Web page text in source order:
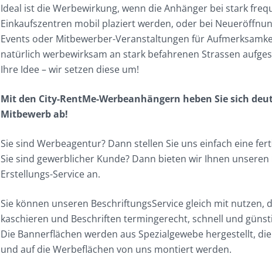
Ideal ist die Werbewirkung, wenn die Anhänger bei stark
Einkaufszentren mobil plaziert werden, oder bei
Events oder Mitbewerber-Veranstaltungen für
natürlich werbewirksam an stark befahrenen Strassen
Ihre Idee – wir setzen diese um!
Mit den City-RentMe-Werbeanhängern heben Sie sich
Mitbewerb ab!
Sie sind Werbeagentur? Dann stellen Sie uns einfach eine
Sie sind gewerblicher Kunde? Dann bieten wir Ihnen
Erstellungs-Service an.
Sie können unseren BeschriftungsService gleich mit nutzen,
kaschieren und Beschriften termingerecht, schnell und
Die Bannerflächen werden aus Spezialgewebe hergestellt,
und auf die Werbeflächen von uns montiert werden.